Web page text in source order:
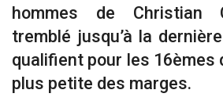
hommes de Christian
tremblé jusqu’à la
qualifient pour les 16èmes
plus petite des marges.